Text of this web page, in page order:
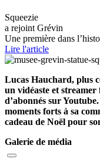
Squeezie
a rejoint Grévin
Une première dans
Lire l'article
Lucas Hauchard, plus
un vidéaste et
d’abonnés sur
moments forts à sa
cadeau de Noël pour
Galerie de média